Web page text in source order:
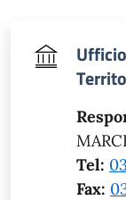
Tel:
Fax: